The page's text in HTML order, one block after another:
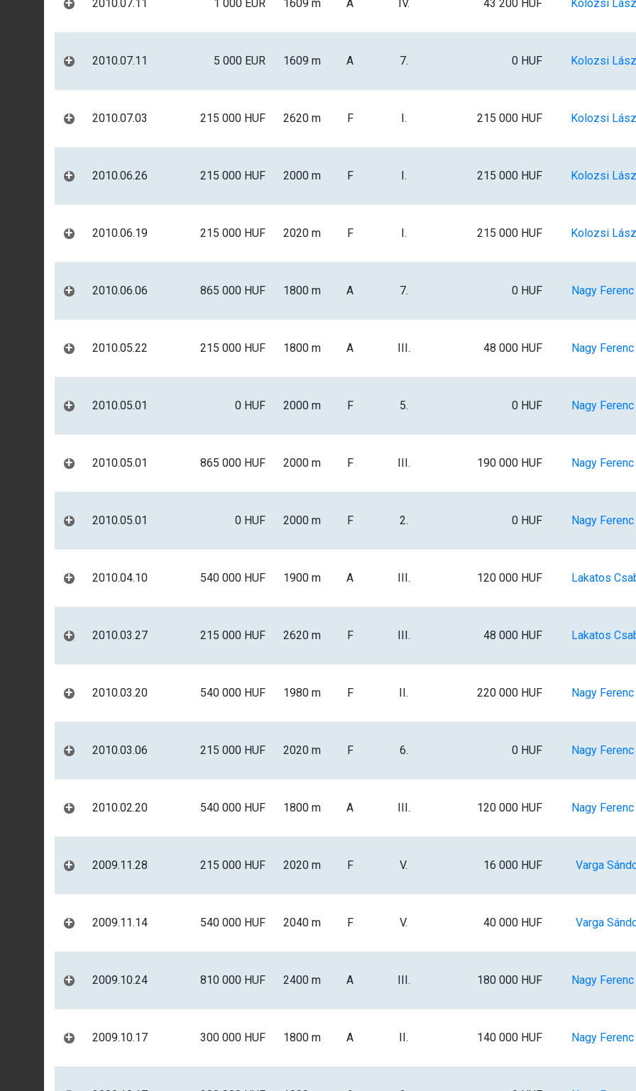
+ 2010.07.11 1 000 EUR 1609 m A IV. 43 200 HUF Kolozsi
+ 2010.07.11 5 000 EUR 1609 m A 7. 0 HUF Kolozsi
+ 2010.07.03 215 000 HUF 2620 m F I. 215 000 HUF Kolozsi
+ 2010.06.26 215 000 HUF 2000 m F I. 215 000 HUF Kolozsi
+ 2010.06.19 215 000 HUF 2020 m F I. 215 000 HUF Kolozsi
+ 2010.06.06 865 000 HUF 1800 m A 7. 0 HUF Nagy Ferenc
+ 2010.05.22 215 000 HUF 1800 m A III. 48 000 HUF Nagy Ferenc
+ 2010.05.01 0 HUF 2000 m F 5. 0 HUF Nagy Ferenc
+ 2010.05.01 865 000 HUF 2000 m F III. 190 000 HUF Nagy Ferenc
+ 2010.05.01 0 HUF 2000 m F 2. 0 HUF Nagy Ferenc
+ 2010.04.10 540 000 HUF 1900 m A III. 120 000 HUF Lakatos
+ 2010.03.27 215 000 HUF 2620 m F III. 48 000 HUF Lakatos
+ 2010.03.20 540 000 HUF 1980 m F II. 220 000 HUF Nagy Ferenc
+ 2010.03.06 215 000 HUF 2020 m F 6. 0 HUF Nagy Ferenc
+ 2010.02.20 540 000 HUF 1800 m A III. 120 000 HUF Nagy Ferenc
+ 2009.11.28 215 000 HUF 2020 m F V. 16 000 HUF Varga
+ 2009.11.14 540 000 HUF 2040 m F V. 40 000 HUF Varga
+ 2009.10.24 810 000 HUF 2400 m A III. 180 000 HUF Nagy Ferenc
+ 2009.10.17 300 000 HUF 1800 m A II. 140 000 HUF Nagy Ferenc